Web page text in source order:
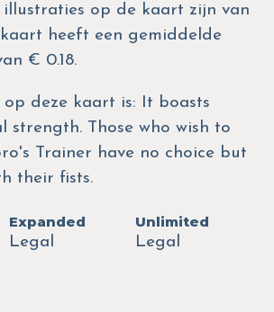
illustraties op de kaart zijn van
kaart heeft een gemiddelde
€ 0.18.
op deze kaart is: It boasts
strength. Those who wish to
Trainer have no choice but
their fists.
Expanded
Legal
Unlimited
Legal